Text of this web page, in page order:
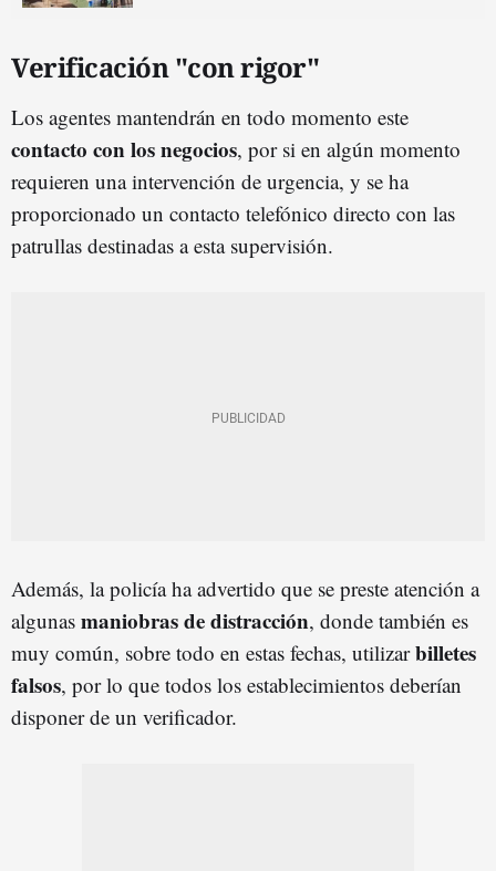
Verificación "con rigor"
Los agentes mantendrán en todo momento este
contacto con los negocios, por si en algún momento
requieren una intervención de urgencia, y se ha
proporcionado un contacto telefónico directo con las
patrullas destinadas a esta supervisión.
Además, la policía ha advertido que se preste atención a
algunas maniobras de distracción, donde también es
muy común, sobre todo en estas fechas, utilizarbilletes
falsos, por lo que todos los establecimientos deberían
disponer de un verificador.